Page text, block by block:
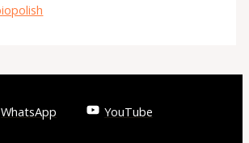
WhatsApp YouTube